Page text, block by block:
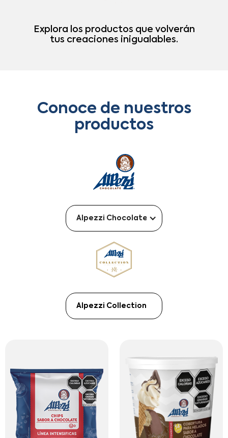
Explora los productos que volverán
tus creaciones inigualables.
Conoce de nuestros
productos
Alpezzi Chocolate
Alpezzi Collection